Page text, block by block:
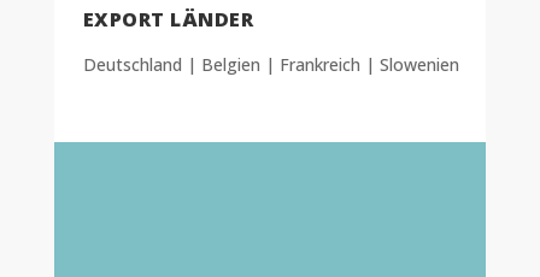
EXPORT LÄNDER
Deutschland | Belgien | Frankreich | Slowenien